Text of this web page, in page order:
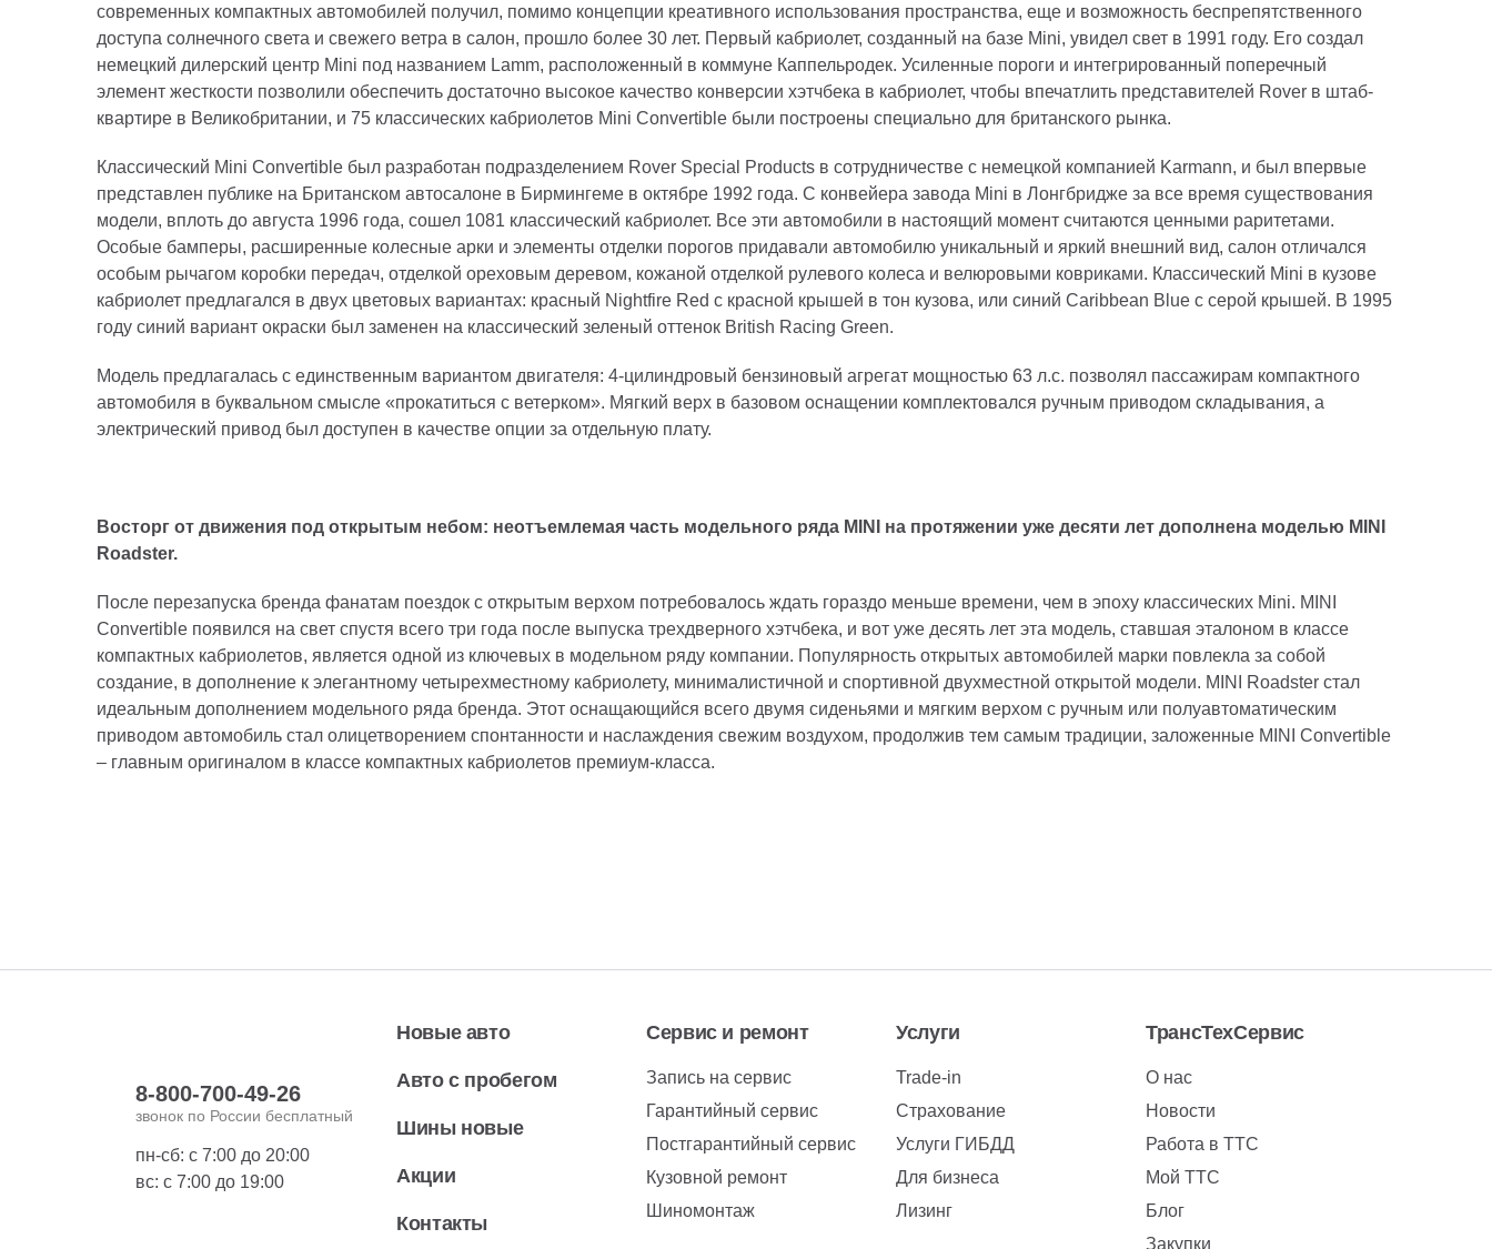
современных компактных автомобилей получил, помимо концепции креативного использования пространства, еще и возможность беспрепятственного
доступа солнечного света и свежего ветра в салон, прошло более 30 лет. Первый кабриолет, созданный на базе Mini, увидел свет в 1991 году. Его создал
немецкий дилерский центр Mini под названием Lamm, расположенный в коммуне Каппельродек. Усиленные пороги и интегрированный поперечный
элемент жесткости позволили обеспечить достаточно высокое качество конверсии хэтчбека в кабриолет, чтобы впечатлить представителей Rover в штаб-
квартире в Великобритании, и 75 классических кабриолетов Mini Convertible были построены специально для британского рынка.
Классический Mini Convertible был разработан подразделением Rover Special Products в сотрудничестве с немецкой компанией Karmann, и был впервые
представлен публике на Британском автосалоне в Бирмингеме в октябре 1992 года. С конвейера завода Mini в Лонгбридже за все время существования
модели, вплоть до августа 1996 года, сошел 1081 классический кабриолет. Все эти автомобили в настоящий момент считаются ценными раритетами.
Особые бамперы, расширенные колесные арки и элементы отделки порогов придавали автомобилю уникальный и яркий внешний вид, салон отличался
особым рычагом коробки передач, отделкой ореховым деревом, кожаной отделкой рулевого колеса и велюровыми ковриками. Классический Mini в кузове
кабриолет предлагался в двух цветовых вариантах: красный Nightfire Red с красной крышей в тон кузова, или синий Caribbean Blue с серой крышей. В 1995
году синий вариант окраски был заменен на классический зеленый оттенок British Racing Green.
Модель предлагалась с единственным вариантом двигателя: 4-цилиндровый бензиновый агрегат мощностью 63 л.с. позволял пассажирам компактного
автомобиля в буквальном смысле «прокатиться с ветерком». Мягкий верх в базовом оснащении комплектовался ручным приводом складывания, а
электрический привод был доступен в качестве опции за отдельную плату.
Восторг от движения под открытым небом: неотъемлемая часть модельного ряда MINI на протяжении уже десяти лет дополнена моделью MINI
Roadster.
После перезапуска бренда фанатам поездок с открытым верхом потребовалось ждать гораздо меньше времени, чем в эпоху классических Mini. MINI
Convertible появился на свет спустя всего три года после выпуска трехдверного хэтчбека, и вот уже десять лет эта модель, ставшая эталоном в классе
компактных кабриолетов, является одной из ключевых в модельном ряду компании. Популярность открытых автомобилей марки повлекла за собой
создание, в дополнение к элегантному четырехместному кабриолету, минималистичной и спортивной двухместной открытой модели. MINI Roadster стал
идеальным дополнением модельного ряда бренда. Этот оснащающийся всего двумя сиденьями и мягким верхом с ручным или полуавтоматическим
приводом автомобиль стал олицетворением спонтанности и наслаждения свежим воздухом, продолжив тем самым традиции, заложенные MINI Convertible
– главным оригиналом в классе компактных кабриолетов премиум-класса.
8-800-700-49-26
звонок по России бесплатный
пн-сб: с 7:00 до 20:00
вс: с 7:00 до 19:00
Новые авто
Авто с пробегом
Шины новые
Акции
Контакты
Сервис и ремонт
Запись на сервис
Гарантийный сервис
Постгарантийный сервис
Кузовной ремонт
Шиномонтаж
Услуги
Trade-in
Страхование
Услуги ГИБДД
Для бизнеса
Лизинг
ТрансТехСервис
О нас
Новости
Работа в ТТС
Мой ТТС
Блог
Закупки